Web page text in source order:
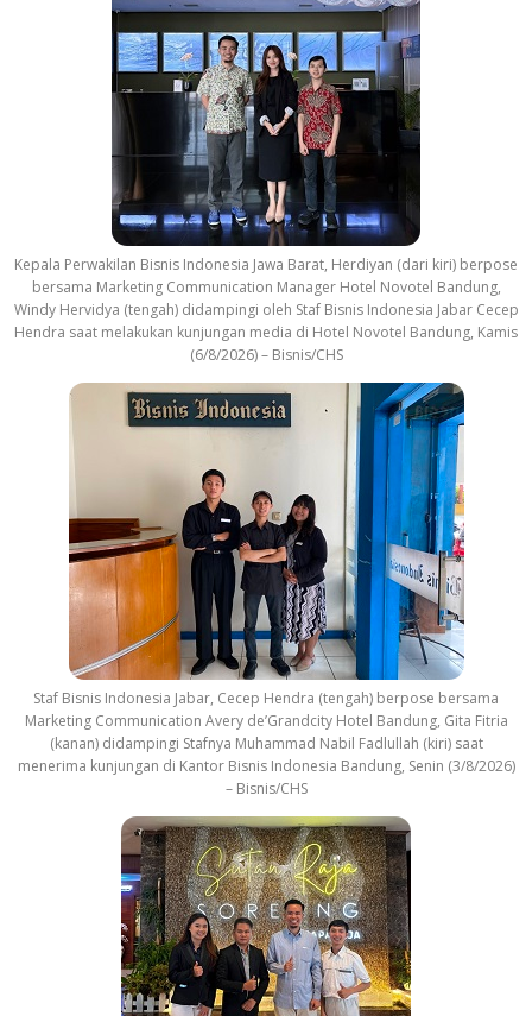
Kepala Perwakilan Bisnis Indonesia Jawa Barat, Herdiyan (dari kiri) berpose
bersama Marketing Communication Manager Hotel Novotel Bandung,
Windy Hervidya (tengah) didampingi oleh Staf Bisnis Indonesia Jabar Cecep
Hendra saat melakukan kunjungan media di Hotel Novotel Bandung, Kamis
(6/8/2026) – Bisnis/CHS
Staf Bisnis Indonesia Jabar, Cecep Hendra (tengah) berpose bersama
Marketing Communication Avery de’Grandcity Hotel Bandung, Gita Fitria
(kanan) didampingi Stafnya Muhammad Nabil Fadlullah (kiri) saat
menerima kunjungan di Kantor Bisnis Indonesia Bandung, Senin (3/8/2026)
– Bisnis/CHS